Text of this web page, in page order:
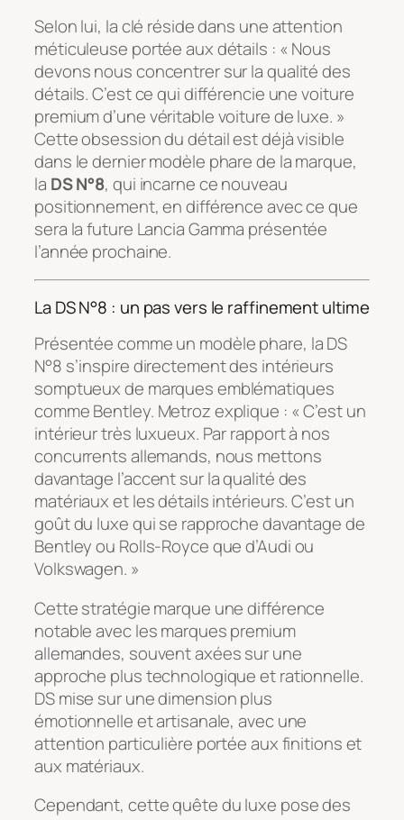
Selon lui, la clé réside dans une attention
méticuleuse portée aux détails : « Nous
devons nous concentrer sur la qualité des
détails. C’est ce qui différencie une voiture
premium d’une véritable voiture de luxe. »
Cette obsession du détail est déjà visible
dans le dernier modèle phare de la marque,
la DS N°8, qui incarne ce nouveau
positionnement, en différence avec ce que
sera la future Lancia Gamma présentée
l’année prochaine.
La DS N°8 : un pas vers le raffinement ultime
Présentée comme un modèle phare, la DS
N°8 s’inspire directement des intérieurs
somptueux de marques emblématiques
comme Bentley. Metroz explique : « C’est un
intérieur très luxueux. Par rapport à nos
concurrents allemands, nous mettons
davantage l’accent sur la qualité des
matériaux et les détails intérieurs. C’est un
goût du luxe qui se rapproche davantage de
Bentley ou Rolls-Royce que d’Audi ou
Volkswagen. »
Cette stratégie marque une différence
notable avec les marques premium
allemandes, souvent axées sur une
approche plus technologique et rationnelle.
DS mise sur une dimension plus
émotionnelle et artisanale, avec une
attention particulière portée aux finitions et
aux matériaux.
Cependant, cette quête du luxe pose des